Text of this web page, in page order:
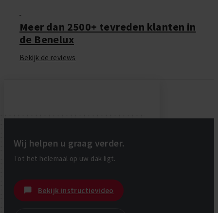
Meer dan 2500+ tevreden klanten in
de Benelux
Bekijk de reviews
Wij helpen u graag verder.
Tot het helemaal op uw dak ligt.
Bekijk instructievideo